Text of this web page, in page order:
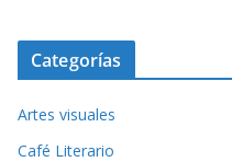
Categorías
Artes visuales
Café Literario